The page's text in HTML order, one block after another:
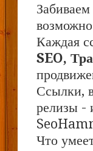
Каждая
SEO,
Ссылки,
релизы -
Что